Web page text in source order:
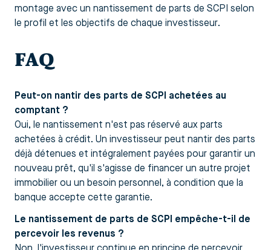
montage avec un nantissement de parts de SCPI selon
le profil et les objectifs de chaque investisseur.
FAQ
Peut-on nantir des parts de SCPI achetées au
comptant ?
Oui, le nantissement n'est pas réservé aux parts
achetées à crédit. Un investisseur peut nantir des parts
déjà détenues et intégralement payées pour garantir un
nouveau prêt, qu'il s'agisse de financer un autre projet
immobilier ou un besoin personnel, à condition que la
banque accepte cette garantie.
Le nantissement de parts de SCPI empêche-t-il de
percevoir les revenus ?